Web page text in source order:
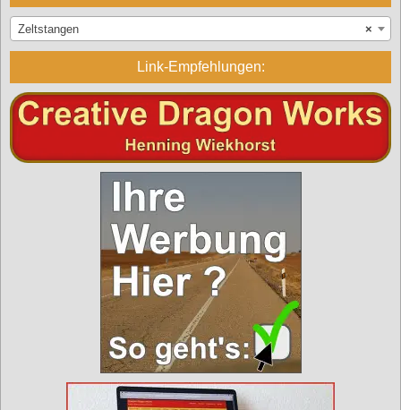
×
Zeltstangen
Link-Empfehlungen: